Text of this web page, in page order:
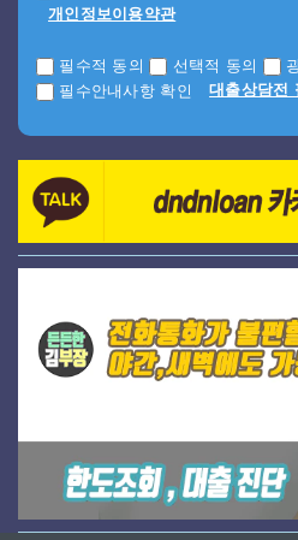
개인정보이용약관
필수적 동의 선택적 동의
필수안내사항 확인
대출상담전